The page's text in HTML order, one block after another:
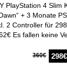
PlayStation 4 Slim
+ 3 Monate
2 Controller für
Es fallen keine
360€ 298€